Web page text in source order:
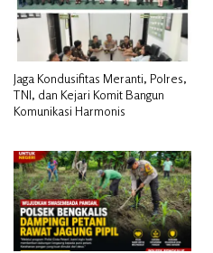
Jaga Kondusifitas Meranti, Polres,
TNI, dan Kejari Komit Bangun
Komunikasi Harmonis